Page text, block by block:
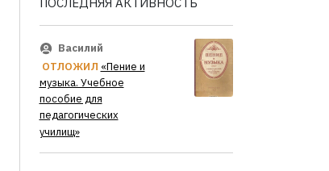
Василий
ОТЛОЖИЛ «Пение и
музыка. Учебное
пособие для
педагогических
училищ»